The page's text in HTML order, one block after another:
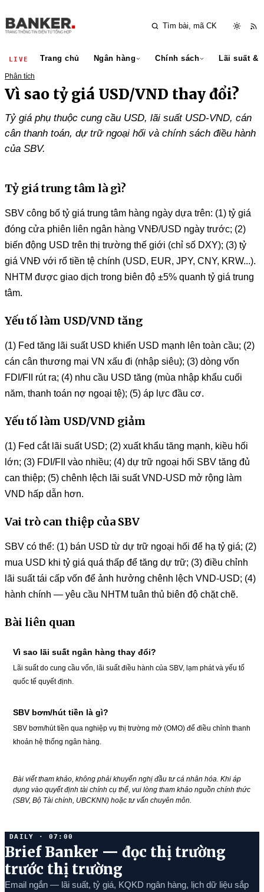
LIVE Trang chủ Ngân hàng Chính sách Lãi suất &
Phân tích
Vì sao tỷ giá USD/VND thay đổi?
Tỷ giá phụ thuộc cung cầu USD, lãi suất USD-VND, cán
cân thanh toán, dự trữ ngoại hối và chính sách điều hành
của SBV.
Tỷ giá trung tâm là gì?
SBV công bố tỷ giá trung tâm hàng ngày dựa trên: (1) tỷ giá
đóng cửa phiên liên ngân hàng VNĐ/USD ngày trước; (2)
biến động USD trên thị trường thế giới (chỉ số DXY); (3) tỷ
giá VNĐ với rổ tiền tệ chính (USD, EUR, JPY, CNY, KRW...).
NHTM được giao dịch trong biên độ ±5% quanh tỷ giá trung
tâm.
Yếu tố làm USD/VND tăng
(1) Fed tăng lãi suất USD khiến USD mạnh lên toàn cầu; (2)
cán cân thương mại VN xấu đi (nhập siêu); (3) dòng vốn
FDI/FII rút ra; (4) nhu cầu USD tăng (mùa nhập khẩu cuối
năm, thanh toán nợ ngoại tệ); (5) áp lực đầu cơ.
Yếu tố làm USD/VND giảm
(1) Fed cắt lãi suất USD; (2) xuất khẩu tăng mạnh, kiều hối
lớn; (3) FDI/FII vào nhiều; (4) dự trữ ngoại hối SBV tăng đủ
can thiệp; (5) chênh lệch lãi suất VND-USD mở rộng làm
VND hấp dẫn hơn.
Vai trò can thiệp của SBV
SBV có thể: (1) bán USD từ dự trữ ngoại hối để hạ tỷ giá; (2)
mua USD khi tỷ giá quá thấp để tăng dự trữ; (3) điều chỉnh
lãi suất tái cấp vốn để ảnh hưởng chênh lệch VND-USD; (4)
hành chính — yêu cầu NHTM tuân thủ biên độ chặt chẽ.
Bài liên quan
Vì sao lãi suất ngân hàng thay đổi?
Lãi suất do cung cầu vốn, lãi suất điều hành của SBV, lạm phát và yếu tố
quốc tế quyết định.
SBV bơm/hút tiền là gì?
SBV bơm/hút tiền qua nghiệp vụ thị trường mở (OMO) để điều chỉnh thanh
khoản hệ thống ngân hàng.
Bài viết tham khảo, không phải khuyến nghị đầu tư cá nhân hóa. Khi áp
dụng vào quyết định tài chính cụ thể, vui lòng tham khảo nguồn chính thức
(SBV, Bộ Tài chính, UBCKNN) hoặc tư vấn chuyên môn.
DAILY · 07:00
Brief Banker — đọc thị trường
trước thị trường
Email ngắn — lãi suất, tỷ giá, KQKD ngân hàng, lịch dữ liệu sắp